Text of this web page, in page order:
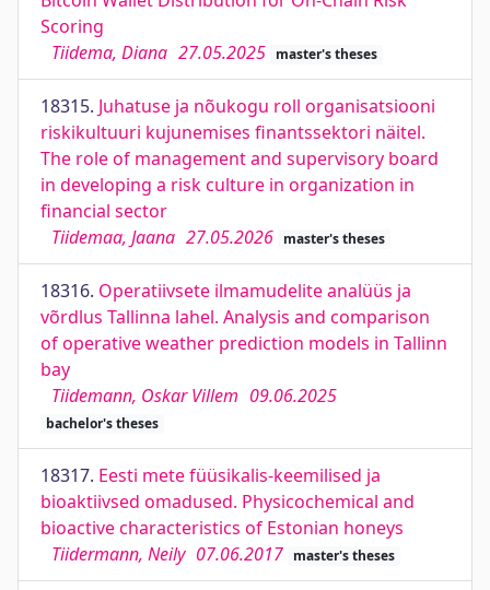
Scoring
Tiidema, Diana 27.05.2025 master's theses
18315. Juhatuse ja nõukogu roll organisatsiooni
riskikultuuri kujunemises finantssektori näitel.
The role of management and supervisory board
in developing a risk culture in organization in
financial sector
Tiidemaa, Jaana 27.05.2026 master's theses
18316. Operatiivsete ilmamudelite analüüs ja
võrdlus Tallinna lahel. Analysis and comparison
of operative weather prediction models in Tallinn
bay
Tiidemann, Oskar Villem 09.06.2025
bachelor's theses
18317. Eesti mete füüsikalis-keemilised ja
bioaktiivsed omadused. Physicochemical and
bioactive characteristics of Estonian honeys
Tiidermann, Neily 07.06.2017 master's theses